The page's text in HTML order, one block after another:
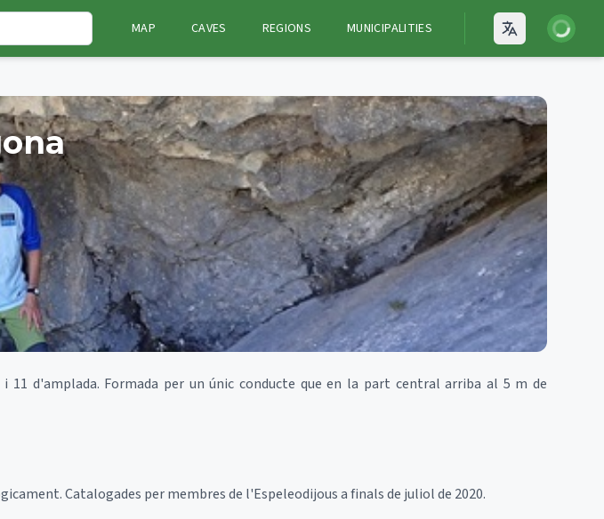
MAP CAVES REGIONS MUNICIPALITIES Open
Login
11 d'amplada. Formada per un únic conducte que en la part central arriba al 5 m de
Catalogades per membres de l'Espeleodijous a finals de juliol de 2020.